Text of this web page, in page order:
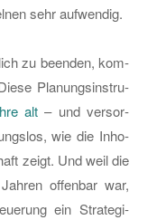
sehr auf­wen­dig.
zu be­en­den, kom­
Pla­nungs­in­stru­
alt – und ver­sor­
wie die In­ho­
zeigt. Und weil die
of­fen­bar war,
ein Stra­te­gi­